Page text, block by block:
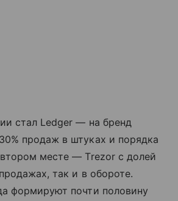
стал Ledger — на бренд
продаж в штуках и порядка
месте — Trezor с долей
так и в обороте.
формируют почти половину